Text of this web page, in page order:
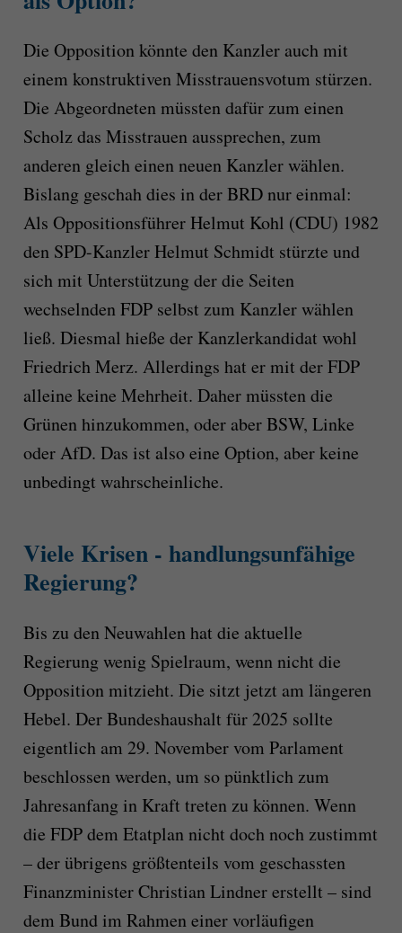
Die Opposition könnte den Kanzler auch mit
einem konstruktiven Misstrauensvotum stürzen.
Die Abgeordneten müssten dafür zum einen
Scholz das Misstrauen aussprechen, zum
anderen gleich einen neuen Kanzler wählen.
Bislang geschah dies in der BRD nur einmal:
Als Oppositionsführer Helmut Kohl (CDU) 1982
den SPD-Kanzler Helmut Schmidt stürzte und
sich mit Unterstützung der die Seiten
wechselnden FDP selbst zum Kanzler wählen
ließ. Diesmal hieße der Kanzlerkandidat wohl
Friedrich Merz. Allerdings hat er mit der FDP
alleine keine Mehrheit. Daher müssten die
Grünen hinzukommen, oder aber BSW, Linke
oder AfD. Das ist also eine Option, aber keine
unbedingt wahrscheinliche.
Viele Krisen - handlungsunfähige
Regierung?
Bis zu den Neuwahlen hat die aktuelle
Regierung wenig Spielraum, wenn nicht die
Opposition mitzieht. Die sitzt jetzt am längeren
Hebel. Der Bundeshaushalt für 2025 sollte
eigentlich am 29. November vom Parlament
beschlossen werden, um so pünktlich zum
Jahresanfang in Kraft treten zu können. Wenn
die FDP dem Etatplan nicht doch noch zustimmt
– der übrigens größtenteils vom geschassten
Finanzminister Christian Lindner erstellt – sind
dem Bund im Rahmen einer vorläufigen